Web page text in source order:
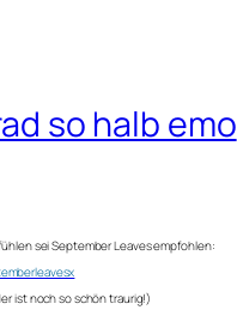
so halb emo
sei September Leaves empfohlen:
ist noch so schön traurig!)